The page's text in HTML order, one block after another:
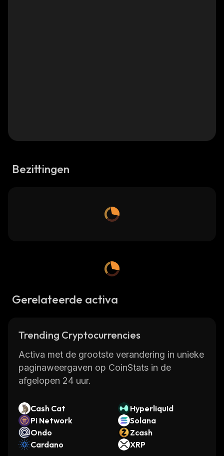
Bezittingen
Gerelateerde activa
Trending Cryptocurrencies
Activa met de grootste verandering in unieke
paginaweergaven op CoinStats in de
afgelopen 24 uur.
Cash Cat
Hyperliquid
Pi Network
Solana
Ondo
Zcash
Cardano
XRP